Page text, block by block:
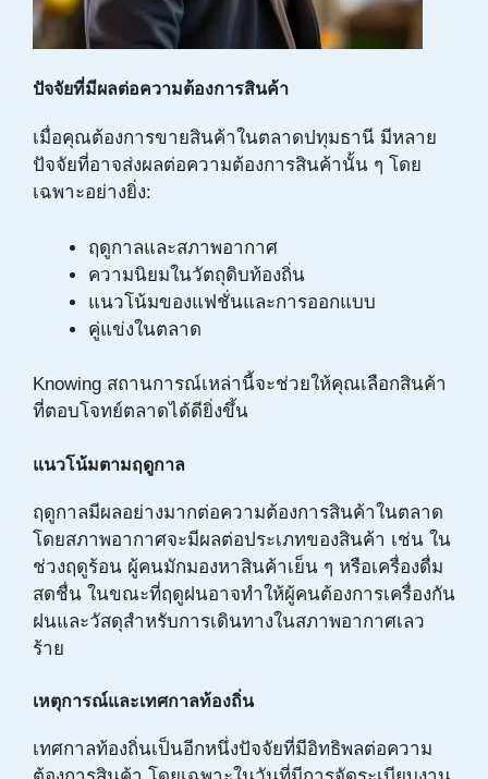
ปัจจัยที่มีผลต่อความต้องการสินค้า
เมื่อคุณต้องการขายสินค้าในตลาดปทุมธานี มีหลาย
ปัจจัยที่อาจส่งผลต่อความต้องการสินค้านั้น ๆ โดย
เฉพาะอย่างยิ่ง:
ฤดูกาลและสภาพอากาศ
ความนิยมในวัตถุดิบท้องถิ่น
แนวโน้มของแฟชั่นและการออกแบบ
คู่แข่งในตลาด
Knowing สถานการณ์เหล่านี้จะช่วยให้คุณเลือกสินค้า
ที่ตอบโจทย์ตลาดได้ดียิ่งขึ้น
แนวโน้มตามฤดูกาล
ฤดูกาลมีผลอย่างมากต่อความต้องการสินค้าในตลาด
โดยสภาพอากาศจะมีผลต่อประเภทของสินค้า เช่น ใน
ช่วงฤดูร้อน ผู้คนมักมองหาสินค้าเย็น ๆ หรือเครื่องดื่ม
สดชื่น ในขณะที่ฤดูฝนอาจทำให้ผู้คนต้องการเครื่องกัน
ฝนและวัสดุสำหรับการเดินทางในสภาพอากาศเลว
ร้าย
เหตุการณ์และเทศกาลท้องถิ่น
เทศกาลท้องถิ่นเป็นอีกหนึ่งปัจจัยที่มีอิทธิพลต่อความ